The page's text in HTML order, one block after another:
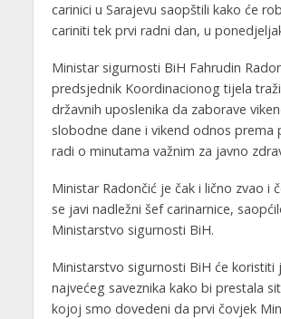
carinici u Sarajevu saopštili kako će
cariniti tek prvi radni dan, u
Ministar sigurnosti BiH Fahrudin
predsjednik Koordinacionog tijela
državnih uposlenika da zaborave
slobodne dane i vikend odnos prema
radi o minutama važnim za javno
Ministar Radončić je čak i lično zvao i
se javi nadležni šef carinarnice,
Ministarstvo sigurnosti BiH.
Ministarstvo sigurnosti BiH će koristiti
najvećeg saveznika kako bi prestala
kojoj smo dovedeni da prvi čovjek